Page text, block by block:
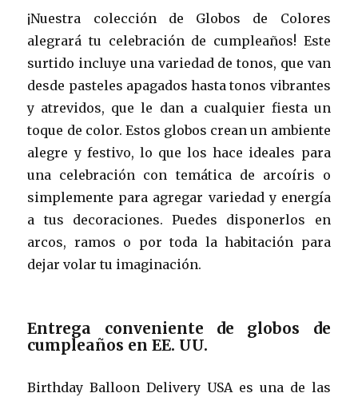
¡Nuestra colección de Globos de Colores
alegrará tu celebración de cumpleaños! Este
surtido incluye una variedad de tonos, que van
desde pasteles apagados hasta tonos vibrantes
y atrevidos, que le dan a cualquier fiesta un
toque de color. Estos globos crean un ambiente
alegre y festivo, lo que los hace ideales para
una celebración con temática de arcoíris o
simplemente para agregar variedad y energía
a tus decoraciones. Puedes disponerlos en
arcos, ramos o por toda la habitación para
dejar volar tu imaginación.
Entrega conveniente de globos de
cumpleaños en EE. UU.
Birthday Balloon Delivery USA es una de las